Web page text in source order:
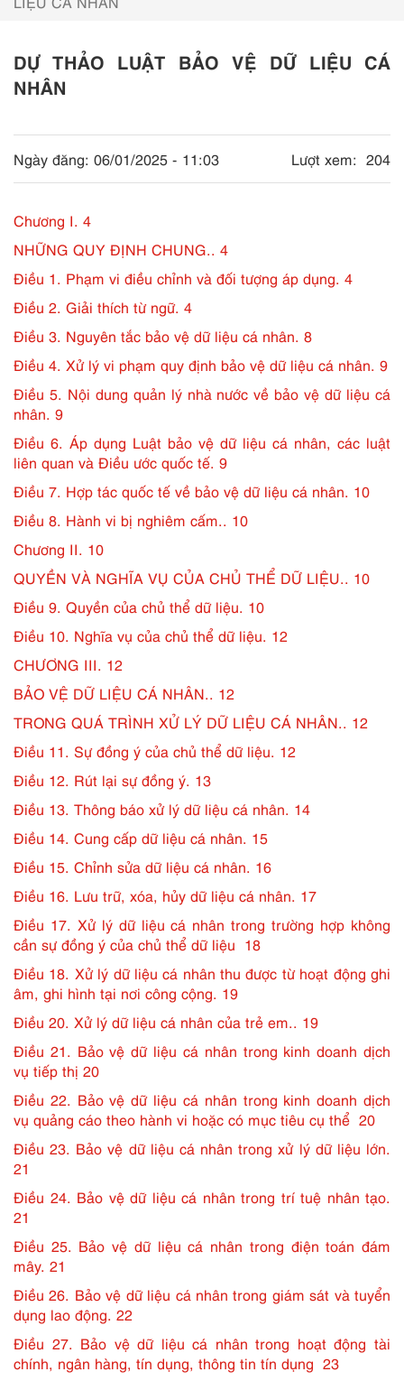
DỰ THẢO LUẬT BẢO VỆ DỮ LIỆU CÁ
NHÂN
Ngày đăng: 06/01/2025 - 11:03 Lượt xem: 204
Chương I. 4
NHỮNG QUY ĐỊNH CHUNG.. 4
Điều 1. Phạm vi điều chỉnh và đối tượng áp dụng. 4
Điều 2. Giải thích từ ngữ. 4
Điều 3. Nguyên tắc bảo vệ dữ liệu cá nhân. 8
Điều 4. Xử lý vi phạm quy định bảo vệ dữ liệu cá nhân. 9
Điều 5. Nội dung quản lý nhà nước về bảo vệ dữ liệu cá
nhân. 9
Điều 6. Áp dụng Luật bảo vệ dữ liệu cá nhân, các luật
liên quan và Điều ước quốc tế. 9
Điều 7. Hợp tác quốc tế về bảo vệ dữ liệu cá nhân. 10
Điều 8. Hành vi bị nghiêm cấm.. 10
Chương II. 10
QUYỀN VÀ NGHĨA VỤ CỦA CHỦ THỂ DỮ LIỆU.. 10
Điều 9. Quyền của chủ thể dữ liệu. 10
Điều 10. Nghĩa vụ của chủ thể dữ liệu. 12
CHƯƠNG III. 12
BẢO VỆ DỮ LIỆU CÁ NHÂN.. 12
TRONG QUÁ TRÌNH XỬ LÝ DỮ LIỆU CÁ NHÂN.. 12
Điều 11. Sự đồng ý của chủ thể dữ liệu. 12
Điều 12. Rút lại sự đồng ý. 13
Điều 13. Thông báo xử lý dữ liệu cá nhân. 14
Điều 14. Cung cấp dữ liệu cá nhân. 15
Điều 15. Chỉnh sửa dữ liệu cá nhân. 16
Điều 16. Lưu trữ, xóa, hủy dữ liệu cá nhân. 17
Điều 17. Xử lý dữ liệu cá nhân trong trường hợp không
cần sự đồng ý của chủ thể dữ liệu 18
Điều 18. Xử lý dữ liệu cá nhân thu được từ hoạt động ghi
âm, ghi hình tại nơi công cộng. 19
Điều 20. Xử lý dữ liệu cá nhân của trẻ em.. 19
Điều 21. Bảo vệ dữ liệu cá nhân trong kinh doanh dịch
vụ tiếp thị 20
Điều 22. Bảo vệ dữ liệu cá nhân trong kinh doanh dịch
vụ quảng cáo theo hành vi hoặc có mục tiêu cụ thể 20
Điều 23. Bảo vệ dữ liệu cá nhân trong xử lý dữ liệu lớn.
21
Điều 24. Bảo vệ dữ liệu cá nhân trong trí tuệ nhân tạo.
21
Điều 25. Bảo vệ dữ liệu cá nhân trong điện toán đám
mây. 21
Điều 26. Bảo vệ dữ liệu cá nhân trong giám sát và tuyển
dụng lao động. 22
Điều 27. Bảo vệ dữ liệu cá nhân trong hoạt động tài
chính, ngân hàng, tín dụng, thông tin tín dụng 23